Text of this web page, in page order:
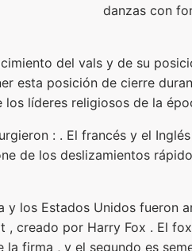
danzas con
del vals y de su
esta posición de cierre
líderes religiosos de la
: . El francés y el
de los deslizamientos
y los Estados Unidos
, creado por Harry Fox . El
firma , y el segundo es